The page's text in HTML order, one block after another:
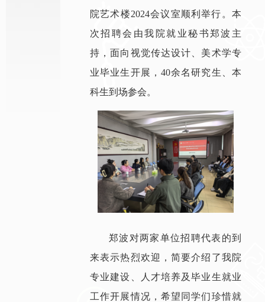
院艺术楼2024会议室顺利举行。本
次招聘会由我院就业秘书郑波主
持，面向视觉传达设计、美术学专
业毕业生开展，40余名研究生、本
科生到场参会。
郑波对两家单位招聘代表的到
来表示热烈欢迎，简要介绍了我院
专业建设、人才培养及毕业生就业
工作开展情况，希望同学们珍惜就